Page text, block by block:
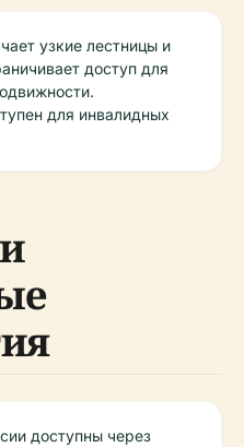
узкие лестницы и
доступ для
для инвалидных
доступны через